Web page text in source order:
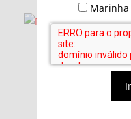
Marinha